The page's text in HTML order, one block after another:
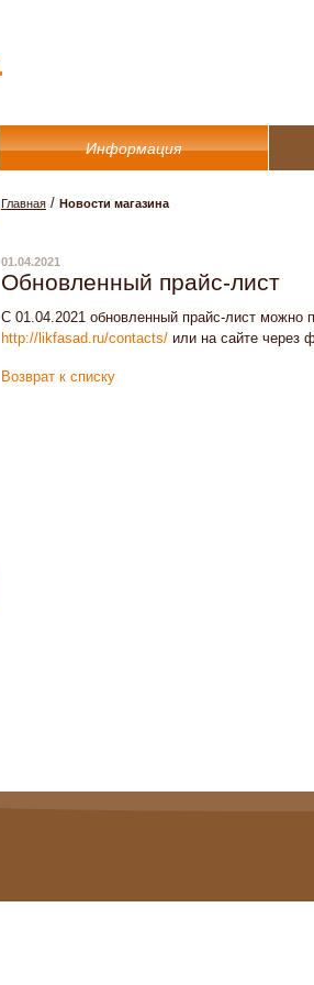
Информация
Главная / Новости магазина
01.04.2021
Обновленный прайс-лист
С 01.04.2021 обновленный прайс-лист можно
http://likfasad.ru/contacts/ или на сайте через
Возврат к списку